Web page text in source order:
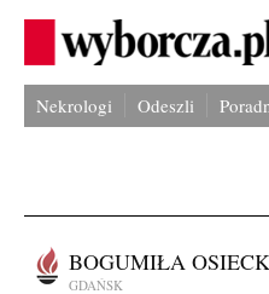
Nekrologi Odeszli
BOGUMIŁA
GDAŃSK